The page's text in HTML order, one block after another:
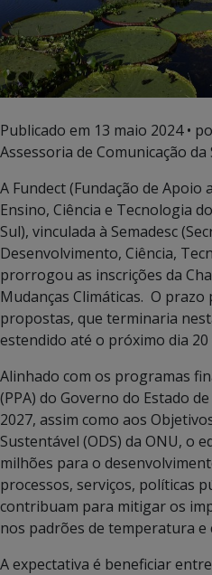
Publicado em 13 maio 2024•
Assessoria de Comunicação da
A Fundect (Fundação de
Ensino, Ciência e Tecnologia
Sul), vinculada à Semadesc
Desenvolvimento, Ciência,
prorrogou as inscrições da
Mudanças Climáticas. O prazo
propostas, que terminaria
estendido até o próximo dia 20
Alinhado com os programas
(PPA) do Governo do Estado
2027, assim como aos
Sustentável (ODS) da ONU, o
milhões para o
processos, serviços, políticas
contribuam para mitigar os
nos padrões de temperatura e
A expectativa é beneficiar